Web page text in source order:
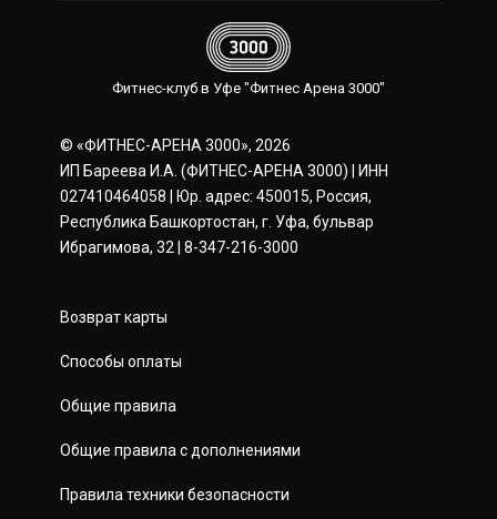
Фитнес-клуб в Уфе "Фитнес Арена 3000"
© «ФИТНЕС-АРЕНА 3000», 2026
ИП Бареева И.А. (ФИТНЕС-АРЕНА 3000) | ИНН
027410464058 | Юр. адрес: 450015, Россия,
Республика Башкортостан, г. Уфа, бульвар
Ибрагимова, 32 | 8-347-216-3000
Возврат карты
Способы оплаты
Общие правила
Общие правила с дополнениями
Правила техники безопасности